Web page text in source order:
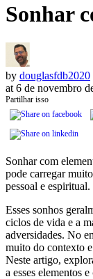
Sonhar
by douglasfdb2020
at 6 de novembro
Partilhar isso
Sonhar com
pode carregar
pessoal e espiritual.
Esses sonhos
ciclos de vida e a
adversidades. No
muito do contexto
Neste artigo,
a esses elementos